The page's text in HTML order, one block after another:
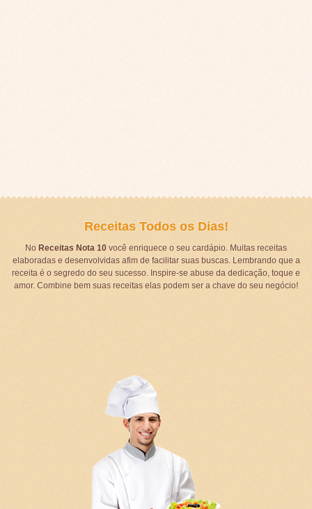
Receitas Todos os Dias!
No Receitas Nota 10você enriquece o seu cardápio. Muitas receitas
elaboradas e desenvolvidas afim de facilitar suas buscas. Lembrando que a
receita é o segredo do seu sucesso. Inspire-se abuse da dedicação, toque e
amor. Combine bem suas receitas elas podem ser a chave do seu negócio!